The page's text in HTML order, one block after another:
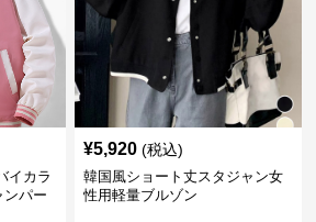
イカラ
ンパー
¥5,920 (税込)
韓国風ショート丈スタジャン女
性用軽量ブルゾン